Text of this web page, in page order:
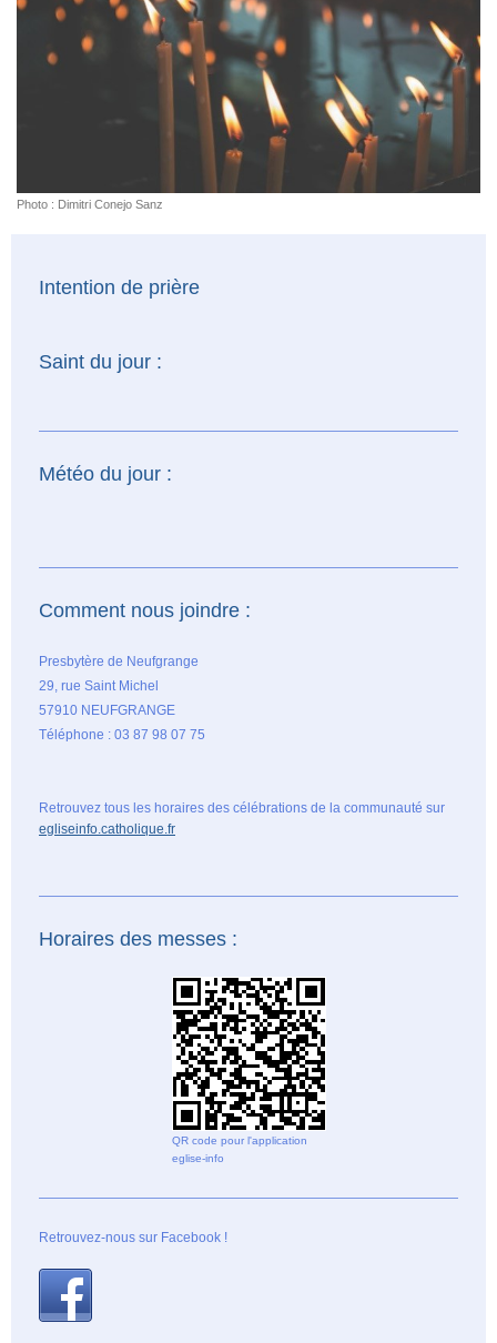
Photo : Dimitri Conejo Sanz
Intention de prière
Saint du jour :
Météo du jour :
Comment nous joindre :
Presbytère de Neufgrange
29, rue Saint Michel
57910 NEUFGRANGE
Téléphone : 03 87 98 07 75
Retrouvez tous les horaires des célébrations de la communauté sur
egliseinfo.catholique.fr
Horaires des messes :
QR code pour l'application
eglise-info
Retrouvez-nous sur Facebook !